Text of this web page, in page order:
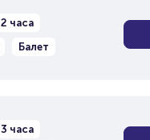
2 часа
Балет
3 часа